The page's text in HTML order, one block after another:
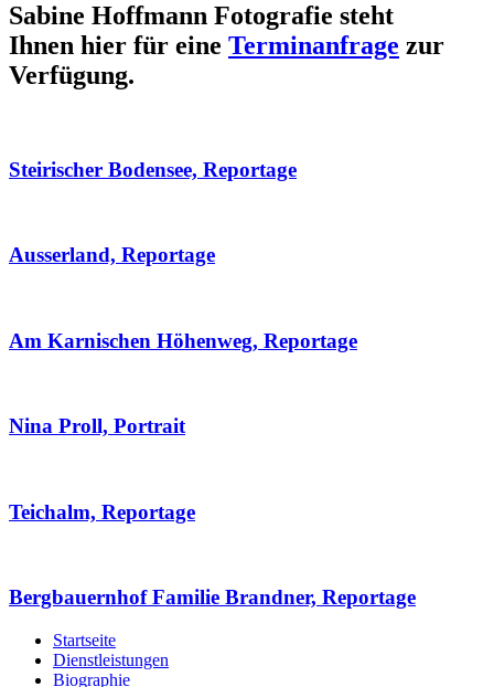
Sabine Hoffmann Fotografie steht
Ihnen hier für eine Terminanfrage zur
Verfügung.
Steirischer Bodensee, Reportage
Ausserland, Reportage
Am Karnischen Höhenweg, Reportage
Nina Proll, Portrait
Teichalm, Reportage
Bergbauernhof Familie Brandner, Reportage
Startseite
Dienstleistungen
Biographie